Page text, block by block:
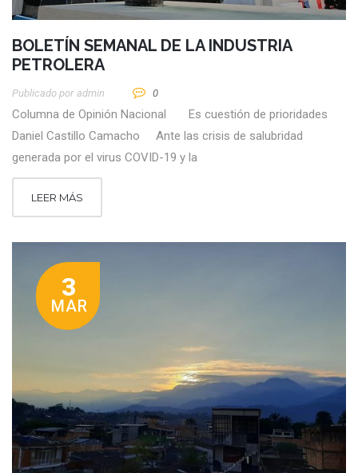
BOLETÍN SEMANAL DE LA INDUSTRIA
PETROLERA
Publicado por Admin 0
Columna de Opinión Nacional Es cuestión de prioridades
Daniel Castillo Camacho Ante las crisis de salubridad
generada por el virus COVID-19 y la
LEER MÁS
3
MAR